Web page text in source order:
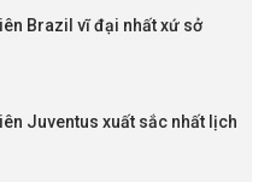
Brazil vĩ đại nhất xứ sở
Juventus xuất sắc nhất lịch